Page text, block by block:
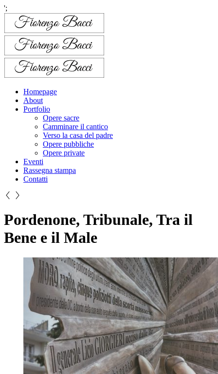
';
Homepage
About
Portfolio
Opere sacre
Camminare il cantico
Verso la casa del padre
Opere pubbliche
Opere private
Eventi
Rassegna stampa
Contatti
Pordenone, Tribunale, Tra il
Bene e il Male